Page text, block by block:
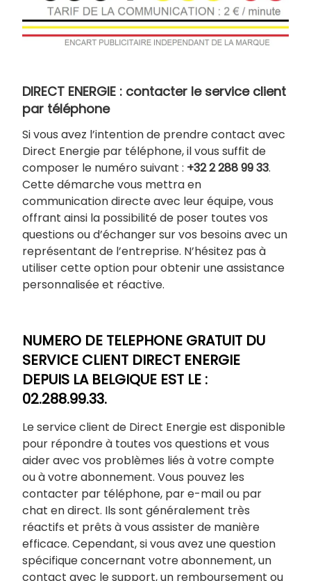
DIRECT ENERGIE : contacter le service client
par téléphone
Si vous avez l’intention de prendre contact avec
Direct Energie par téléphone, il vous suffit de
composer le numéro suivant : +32 2 288 99 33.
Cette démarche vous mettra en
communication directe avec leur équipe, vous
offrant ainsi la possibilité de poser toutes vos
questions ou d’échanger sur vos besoins avec un
représentant de l’entreprise. N’hésitez pas à
utiliser cette option pour obtenir une assistance
personnalisée et réactive.
NUMERO DE TELEPHONE GRATUIT DU
SERVICE CLIENT DIRECT ENERGIE
DEPUIS LA BELGIQUE EST LE :
02.288.99.33.
Le service client de Direct Energie est disponible
pour répondre à toutes vos questions et vous
aider avec vos problèmes liés à votre compte
ou à votre abonnement. Vous pouvez les
contacter par téléphone, par e-mail ou par
chat en direct. Ils sont généralement très
réactifs et prêts à vous assister de manière
efficace. Cependant, si vous avez une question
spécifique concernant votre abonnement, un
contact avec le support, un remboursement ou